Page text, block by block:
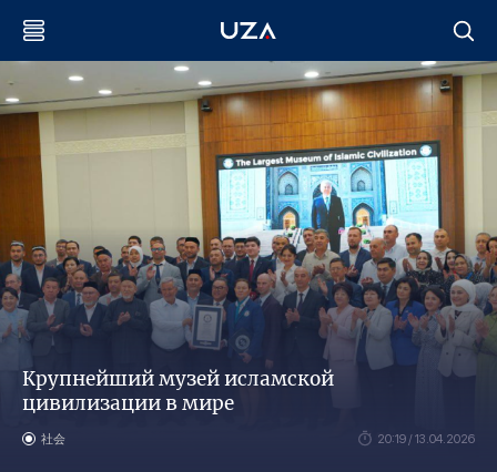
Крупнейший музей исламской
цивилизации в мире
社会 20:19 / 13.04.2026